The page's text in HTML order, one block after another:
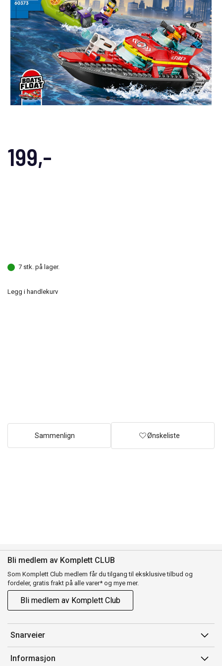
199,-
7 stk. på lager.
Legg i handlekurv
Sammenlign Ønskeliste
Bli medlem av Komplett CLUB
Som Komplett Club medlem får du tilgang til eksklusive tilbud og
fordeler, gratis frakt på alle varer* og mye mer.
Bli medlem av Komplett Club
Snarveier
Min side
Informasjon